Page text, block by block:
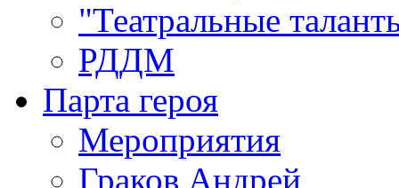
"Театральные
РДДМ
Парта героя
Мероприятия
Граков Андрей